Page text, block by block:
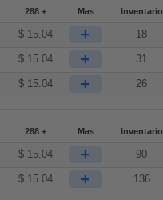
288 + Mas Inventario
$ 15.04 + 18
$ 15.04 + 31
$ 15.04 + 26
288 + Mas Inventario
$ 15.04 + 90
$ 15.04 + 136